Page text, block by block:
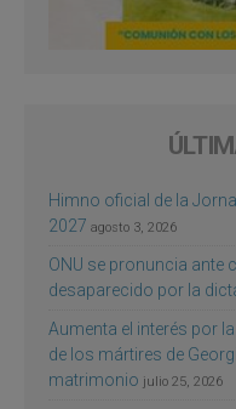
Himno oficial de la
2027 agosto 3, 2026
ONU se pronuncia
desaparecido por la
Aumenta el interés por
de los mártires de
matrimonio julio 25, 2026